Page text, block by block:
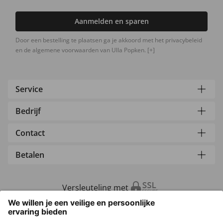
Aanmelden en sparen
Door een bestelling te plaatsen ga je akkoord met het privacybeleid
en de algemene voorwaarden van Ulla Popken. [+]
Service
Bedrijf
Contact
Betalen
Versleuteling met